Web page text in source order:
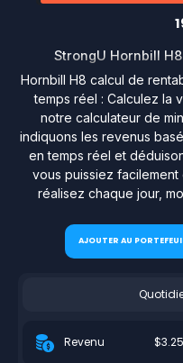
StrongU Hornbill
Hornbill H8 calcul de
temps réel : Calculez la
notre calculateur de
indiquons les revenus
en temps réel et
vous puissiez
réalisez chaque jour,
AJOUTER AU
Revenu $3.25